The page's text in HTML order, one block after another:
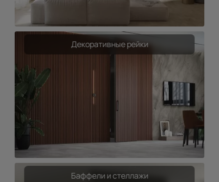
Декоративные рейки
Баффели и стеллажи